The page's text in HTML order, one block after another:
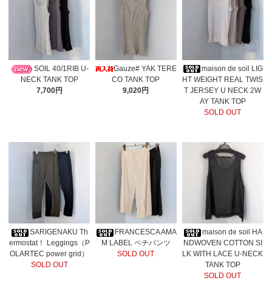
SOIL 40/1RIB U-
NECK TANK TOP
7,700円
Gauze# YAK TERE
CO TANK TOP
9,020円
maison de soil LIG
HT WEIGHT REAL TWIS
T JERSEY U NECK 2W
AY TANK TOP
SOLD OUT
SARIGENAKU Th
ermostat！ Leggings（P
OLARTEC power grid）
SOLD OUT
FRANCESCA AMA
M LABEL ペチパンツ
SOLD OUT
maison de soil HA
NDWOVEN COTTON SI
LK WITH LACE U-NECK
TANK TOP
SOLD OUT